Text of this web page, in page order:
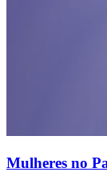
Mulheres no